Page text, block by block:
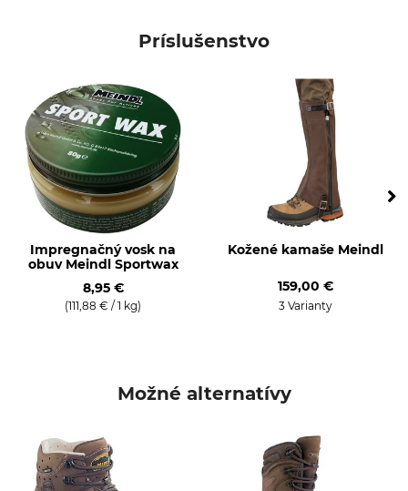
Turistická obuv
Trekingové túry
Vlastnosti
Podšívka Gore-Tex
Nepremokavosť
nepremokavá
Veľkosť topánky (EÚ)
Made in Europe
Hnedá
Veľkosť topánky
Príslušenstvo
Impregnačný vosk na
obuv Meindl Sportwax
8,95 €
(111,88 € / 1 kg)
Kožené kamaše Meindl
159,00 €
3 Varianty
Možné alternatívy